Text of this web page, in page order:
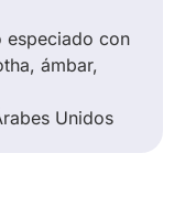
especiado con
ámbar,
Unidos